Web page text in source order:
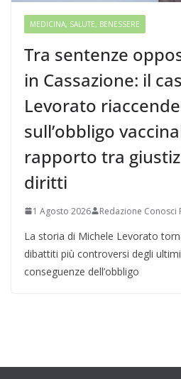
MEDICINA, SALUTE, BENESSERE
Tra sentenze
in Cassazione: il
Levorato
sull’obbligo
rapporto tra
diritti
1 Agosto 2026 Redazione Conosci
La storia di Michele Levorato
dibattiti più controversi degli
conseguenze dell’obbligo